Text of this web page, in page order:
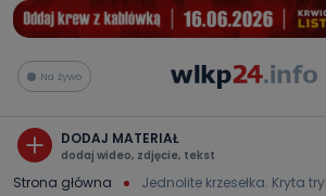
Na żywo
DODAJ MATERIAŁ
dodaj wideo, zdjęcie, tekst
Strona główna
Jednolite krzesełka. Kryta